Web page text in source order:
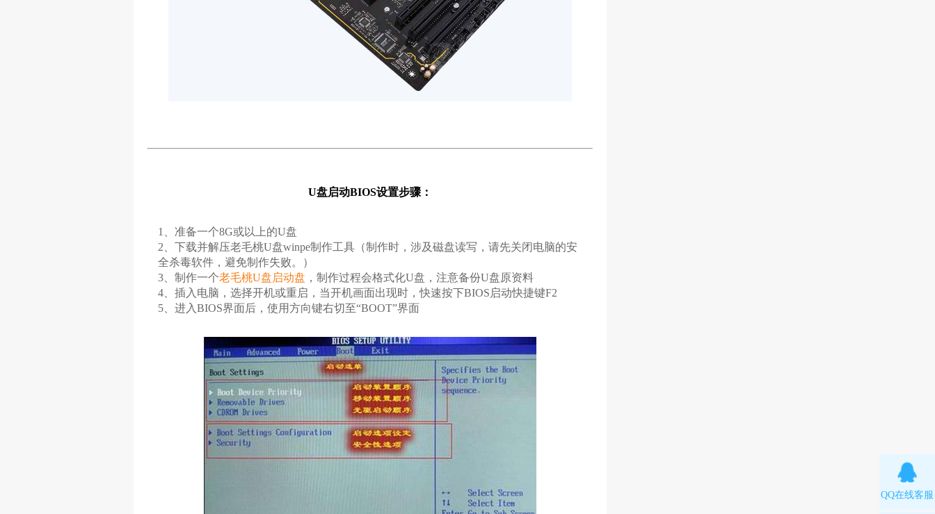
U盘启动BIOS设置步骤：
1、准备一个8G或以上的U盘
2、下载并解压老毛桃U盘winpe制作工具（制作时，涉及磁盘读写，请先关闭电脑的安
全杀毒软件，避免制作失败。）
3、制作一个老毛桃U盘启动盘 ，制作过程会格式化U盘，注意备份U盘原资料
4、插入电脑，选择开机或重启，当开机画面出现时，快速按下BIOS启动快捷键F2
5、进入BIOS界面后，使用方向键右切至“BOOT”界面
QQ在线客服